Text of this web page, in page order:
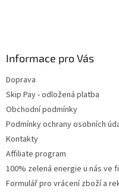
Informace pro Vás
Doprava
Skip Pay - odložená platba
Obchodní podmínky
Podmínky ochrany osobních
Kontakty
Affiliate program
100% zelená energie u nás ve
Formulář pro vrácení zboží a